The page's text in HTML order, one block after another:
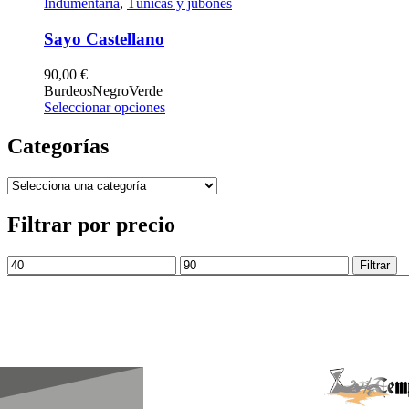
Indumentaria, Túnicas y jubones
Sayo Castellano
90,00 €
BurdeosNegroVerde
Seleccionar opciones
Categorías
Filtrar por precio
Filtrar